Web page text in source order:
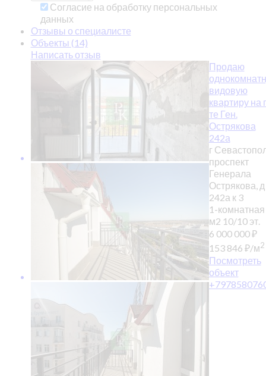
Согласие на обработку персональных
данных
Отзывы о специалисте
Объекты (14)
Написать отзыв
Продаю
видовую
квартиру на
те Ген.
Острякова
242а
г
проспект
Генерала
Острякова, д
242а к 3
1-комнатная
м2 10/10 эт.
6 000 000₽
153 846 ₽/м2
Посмотреть
объект